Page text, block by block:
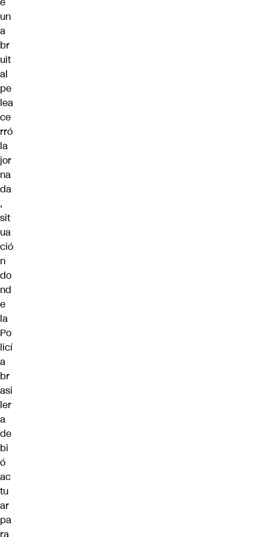
un
a
br
uit
al
pe
lea
ce
rró
la
jor
na
da
,
sit
ua
ció
n
do
nd
e
la
Po
licí
a
br
asi
ler
a
de
bi
ó
ac
tu
ar
pa
ra